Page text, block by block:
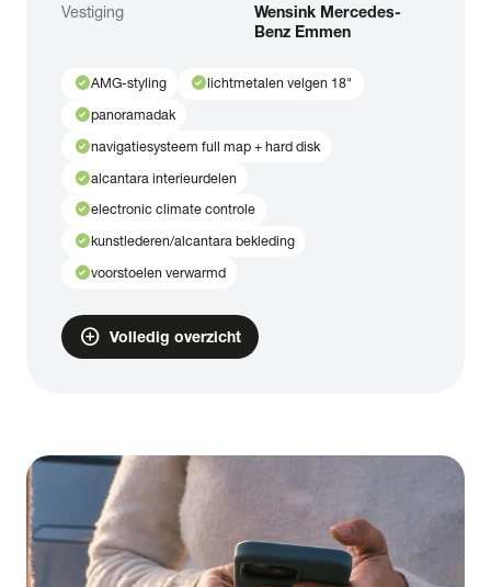
Vestiging
Wensink Mercedes-
Benz Emmen
check_circleAMG-styling check_circlelichtmetalen velgen 18"
check_circlepanoramadak
check_circlenavigatiesysteem full map + hard disk
check_circlealcantara interieurdelen
check_circleelectronic climate controle
check_circlekunstlederen/alcantara bekleding
check_circlevoorstoelen verwarmd
add_circle Volledig overzicht